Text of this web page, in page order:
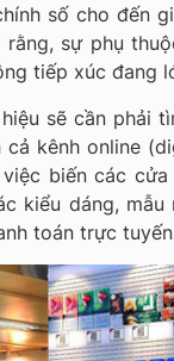
số cho đến
sự phụ
tiếp xúc đang
sẽ cần phải
cả kênh online
biến các
kiểu dáng, mẫu
toán trực